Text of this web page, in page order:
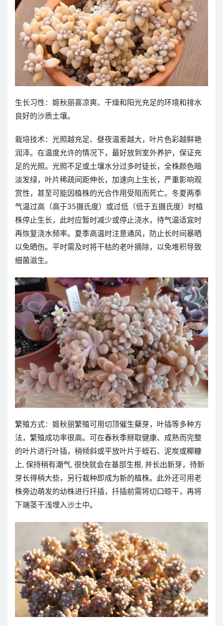
生长习性：姬秋丽喜凉爽、干燥和阳光充足的环境和排水
良好的沙质土壤。
栽培技术：光照越充足、昼夜温差越大，叶片色彩越鲜艳
润泽。在温度允许的情况下，最好放到室外养护，保证充
足的光照。光照不足或土壤水分过多时徒长，全株颜色暗
淡发绿，叶片稀疏间距伸长，加速向上生长，严重影响观
赏性，甚至可能因植株的光合作用受阻而死亡。冬夏两季
气温过高（高于35摄氏度）或过低（低于五摄氏度）时植
株停止生长，此时应暂时减少或停止浇水，待气温适宜时
再恢复浇水频率。夏季高温时注意通风，防止长时间暴晒
以免晒伤。平时需及时将干枯的老叶摘除，以免堆积导致
细菌滋生。
繁殖方式：姬秋丽繁殖可用切顶催生蘖芽，叶插等多种方
法，繁殖成功率很高。可在春秋季掰取健康、成熟而完整
的叶片进行叶插，稍倾斜或平放叶片于蛭石、泥炭或椰糠
上, 保持稍有潮气, 很快就会在基部生根, 并长出新芽，待新
芽长得稍大些，另行栽种即成为新的植株。此外还可用老
株旁边萌发的幼株进行扦插，扦插前需将切口晾干，再将
下端茎干浅埋入沙土中。